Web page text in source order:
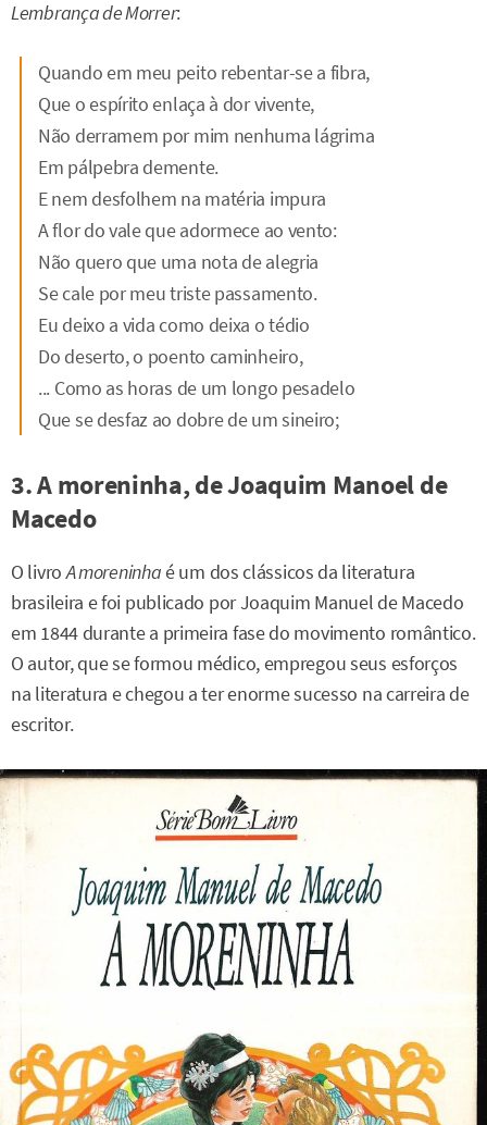
Lembrança de Morrer:
Quando em meu peito rebentar-se a fibra,
Que o espírito enlaça à dor vivente,
Não derramem por mim nenhuma lágrima
Em pálpebra demente.
E nem desfolhem na matéria impura
A flor do vale que adormece ao vento:
Não quero que uma nota de alegria
Se cale por meu triste passamento.
Eu deixo a vida como deixa o tédio
Do deserto, o poento caminheiro,
... Como as horas de um longo pesadelo
Que se desfaz ao dobre de um sineiro;
3. A moreninha, de Joaquim Manoel de
Macedo
O livroA moreninhaé um dos clássicos da literatura
brasileira e foi publicado por Joaquim Manuel de Macedo
em 1844 durante a primeira fase do movimento romântico.
O autor, que se formou médico, empregou seus esforços
na literatura e chegou a ter enorme sucesso na carreira de
escritor.